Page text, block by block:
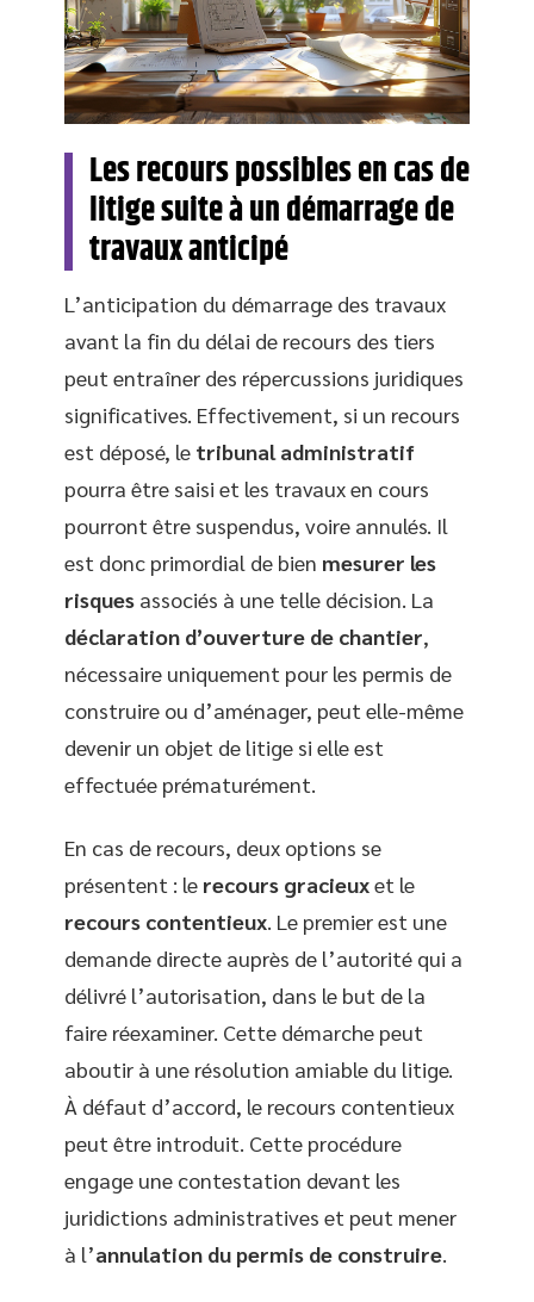
Les recours possibles en cas de
litige suite à un démarrage de
travaux anticipé
L’anticipation du démarrage des travaux
avant la fin du délai de recours des tiers
peut entraîner des répercussions juridiques
significatives. Effectivement, si un recours
est déposé, le tribunal administratif
pourra être saisi et les travaux en cours
pourront être suspendus, voire annulés. Il
est donc primordial de bien mesurer les
risques associés à une telle décision. La
déclaration d’ouverture de chantier,
nécessaire uniquement pour les permis de
construire ou d’aménager, peut elle-même
devenir un objet de litige si elle est
effectuée prématurément.
En cas de recours, deux options se
présentent : le recours gracieuxet le
recours contentieux. Le premier est une
demande directe auprès de l’autorité qui a
délivré l’autorisation, dans le but de la
faire réexaminer. Cette démarche peut
aboutir à une résolution amiable du litige.
À défaut d’accord, le recours contentieux
peut être introduit. Cette procédure
engage une contestation devant les
juridictions administratives et peut mener
à l’annulation du permis de construire.